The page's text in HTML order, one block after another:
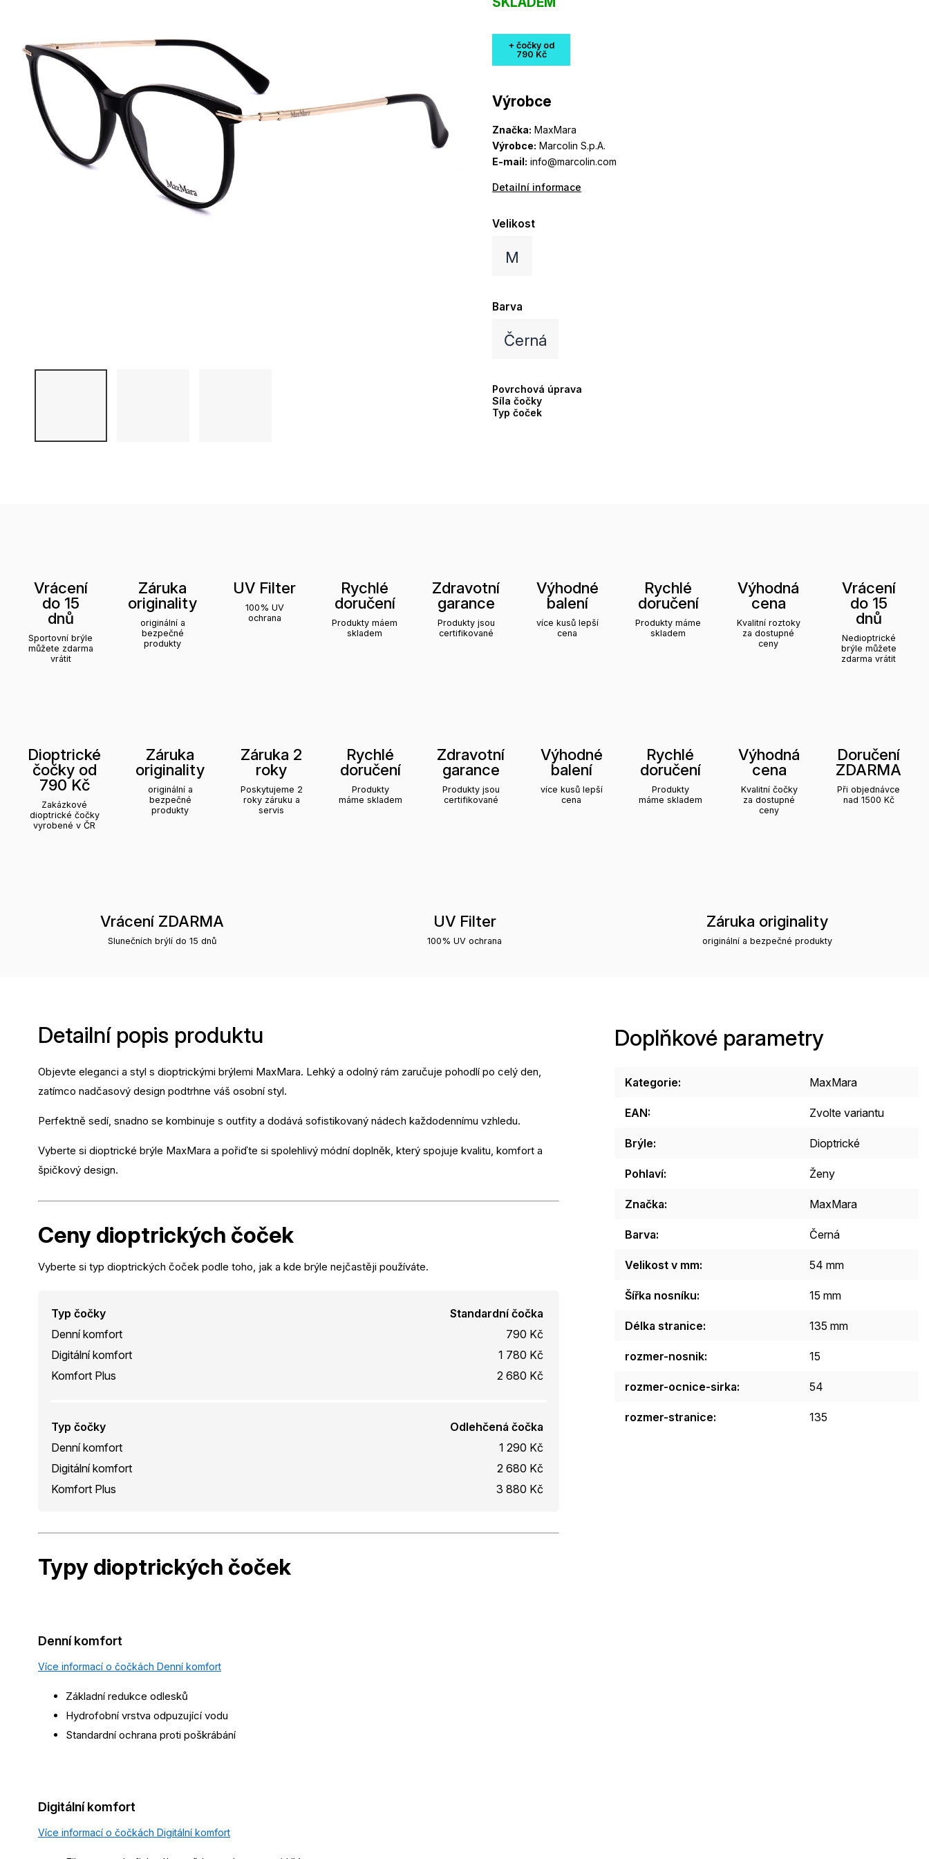
Výrobce
Značka: MaxMara
Výrobce: Marcolin S.p.A.
E-mail: info@marcolin.com
Detailní informace
+ čočky od
790 Kč
Velikost
M
Barva
Černá
Povrchová úprava
Síla čočky
Typ čoček
Vrácení
do 15
dnů
Sportovní brýle
můžete zdarma
vrátit
Záruka
originality
originální a
bezpečné
produkty
UV Filter
100% UV
ochrana
Rychlé
doručení
Produkty máem
skladem
Zdravotní
garance
Produkty jsou
certifikované
Výhodné
balení
více kusů lepší
cena
Rychlé
doručení
Produkty máme
skladem
Výhodná
cena
Kvalitní roztoky
za dostupné
ceny
Vrácení
do 15
dnů
Nedioptrické
brýle můžete
zdarma vrátit
Dioptrické
čočky od
790 Kč
Zakázkové
dioptrické čočky
vyrobené v ČR
Záruka
originality
originální a
bezpečné
produkty
Záruka 2
roky
Poskytujeme 2
roky záruku a
servis
Rychlé
doručení
Produkty
máme skladem
Zdravotní
garance
Produkty jsou
certifikované
Výhodné
balení
více kusů lepší
cena
Rychlé
doručení
Produkty
máme skladem
Výhodná
cena
Kvalitní čočky
za dostupné
ceny
Doručení
ZDARMA
Při objednávce
nad 1500 Kč
Vrácení ZDARMA
Slunečních brýlí do 15 dnů
UV Filter
100% UV ochrana
Záruka originality
originální a bezpečné produkty
Detailní popis produktu
Objevte eleganci a styl s dioptrickými brýlemi MaxMara. Lehký a odolný rám zaručuje pohodlí po celý den,
zatímco nadčasový design podtrhne váš osobní styl.
Perfektně sedí, snadno se kombinuje s outfity a dodává sofistikovaný nádech každodennímu vzhledu.
Vyberte si dioptrické brýle MaxMara a pořiďte si spolehlivý módní doplněk, který spojuje kvalitu, komfort a
špičkový design.
Ceny dioptrických čoček
Vyberte si typ dioptrických čoček podle toho, jak a kde brýle nejčastěji používáte.
Typ čočky
Standardní čočka
Denní komfort
790 Kč
Digitální komfort
1 780 Kč
Komfort Plus
2 680 Kč
Typ čočky
Odlehčená čočka
Denní komfort
1 290 Kč
Digitální komfort
2 680 Kč
Komfort Plus
3 880 Kč
Typy dioptrických čoček
Denní komfort
Více informací o čočkách Denní komfort
Základní redukce odlesků
Hydrofobní vrstva odpuzující vodu
Standardní ochrana proti poškrábání
Digitální komfort
Více informací o čočkách Digitální komfort
Doplňkové parametry
Kategorie: MaxMara
EAN: Zvolte variantu
Brýle: Dioptrické
Pohlaví: Ženy
Značka: MaxMara
Barva: Černá
Velikost v mm: 54 mm
Šířka nosníku: 15 mm
Délka stranice: 135 mm
rozmer-nosnik: 15
rozmer-ocnice-sirka: 54
rozmer-stranice: 135